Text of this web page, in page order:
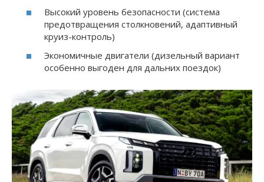
Высокий уровень безопасности (система
предотвращения столкновений, адаптивный
круиз-контроль)
Экономичные двигатели (дизельный вариант
особенно выгоден для дальних поездок)